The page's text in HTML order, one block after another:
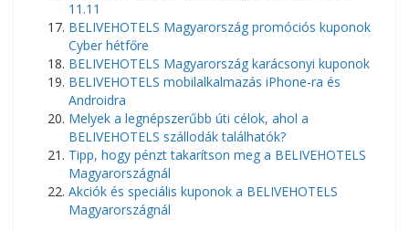
11.11
BELIVEHOTELS Magyarország promóciós kuponok
Cyber ​​​​hétfőre
BELIVEHOTELS Magyarország karácsonyi kuponok
BELIVEHOTELS mobilalkalmazás iPhone-ra és
Androidra
Melyek a legnépszerűbb úti célok, ahol a
BELIVEHOTELS szállodák találhatók?
Tipp, hogy pénzt takarítson meg a BELIVEHOTELS
Magyarországnál
Akciók és speciális kuponok a BELIVEHOTELS
Magyarországnál